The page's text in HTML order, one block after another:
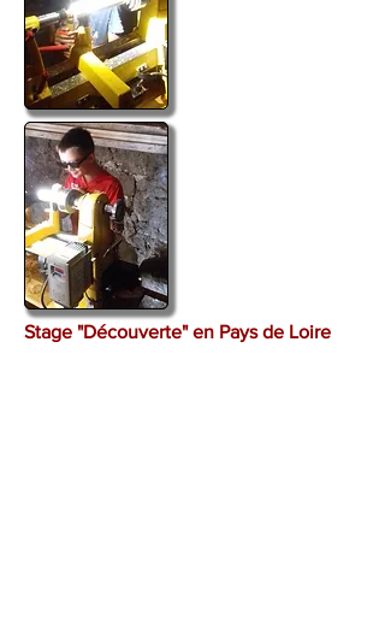
Stage "Découverte" en Pays de Loire